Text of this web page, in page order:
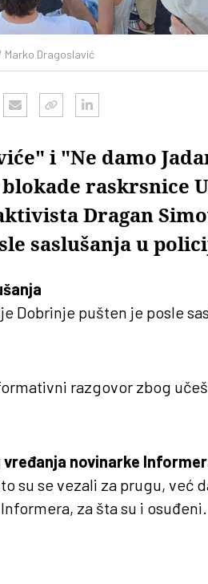
Marko Dragoslavić
i "Ne damo
raskrsnice
Dragan
saslušanja u
Dobrinje pušten je posle
razgovor zbog
novinarke
su se vezali za prugu, već
za šta su i osuđeni.